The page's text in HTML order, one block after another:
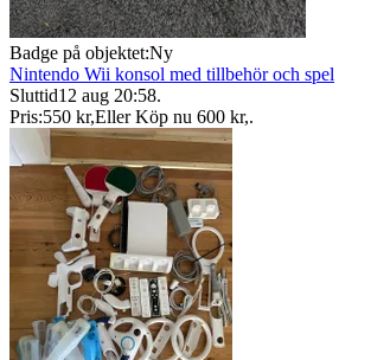
Badge på objektet:Ny
Nintendo Wii konsol med tillbehör och spel
Sluttid12 aug 20:58.
Pris:550 kr,Eller Köp nu 600 kr,.